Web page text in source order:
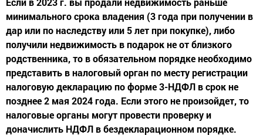
минимального срока владения (3 года при получении в
дар или по наследству или 5 лет при покупке), либо
получили недвижимость в подарок не от близкого
родственника, то в обязательном порядке необходимо
представить в налоговый орган по месту регистрации
налоговую декларацию по форме 3-НДФЛ в срок не
позднее 2 мая 2024 года. Если этого не произойдет, то
налоговые органы могут провести проверку и
доначислить НДФЛ в бездекларационном порядке.